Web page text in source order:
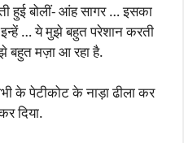
हुई बोलीं- आंह सागर … इसका
… ये मुझे बहुत परेशान करती
मज़ा आ रहा है.
के पेटीकोट के नाड़ा ढीला कर
दिया.